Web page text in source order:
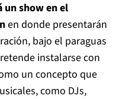
un show en el
en donde presentarán
bajo el paraguas
instalarse con
un concepto que
como DJs,